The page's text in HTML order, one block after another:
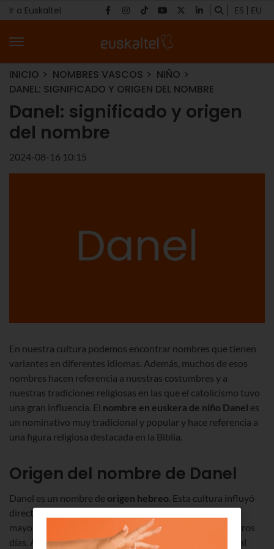
Ir a Euskaltel ES EU
INICIO NOMBRES VASCOS
NIÑO
DANEL: SIGNIFICADO Y ORIGEN DEL NOMBRE
Danel: significado y origen
del nombre
2024-08-16 10:15
En nuestra cultura podemos encontrar nombres que tienen
variantes en diferentes idiomas. Además, muchos de esos
nombres hacen referencia a nuestras costumbres y a
nuestras tradiciones religiosas en las que el catolicismo tuvo
una gran influencia. El nombre en euskera de niño Danel es
un nominativo muy tradicional y popular y hace referencia a
una figura religiosa destacada en la Biblia.
Origen del nombre de Danel
Danel es un nombre de origen hebreo. Esta cultura influyó
directamente en el cristianismo, que ha sido la religión
mayoritaria en Europa desde la Edad Media hasta nuestros
días. Además, el nombre de Danel tiene una traducción al